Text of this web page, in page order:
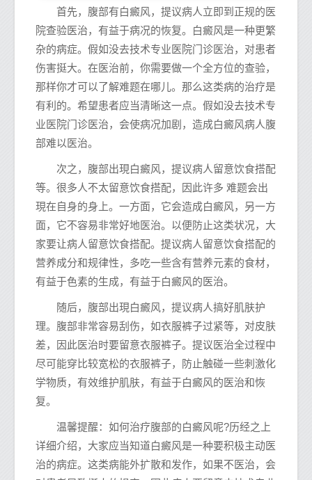
首先，腹部有白癜风，提议病人立即到正规的医
院查验医治，有益于病况的恢复。白癜风是一种更繁
杂的病症。假如没去技术专业医院门诊医治，对患者
伤害挺大。在医治前，你需要做一个全方位的查验，
那样你才可以了解难题在哪儿。那么这类病的治疗是
有利的。希望患者应当清晰这一点。假如没去技术专
业医院门诊医治，会使病况加剧，造成白癜风病人腹
部难以医治。
次之，腹部出現白癜风，提议病人留意饮食搭配
等。很多人不太留意饮食搭配，因此许多 难题会出
現在自身的身上。一方面，它会造成白癜风，另一方
面，它不容易非常好地医治。以便防止这类状况，大
家要让病人留意饮食搭配。提议病人留意饮食搭配的
营养成分和规律性，多吃一些含有营养元素的食材，
有益于色素的生成，有益于白癜风的医治。
随后，腹部出現白癜风，提议病人搞好肌肤护
理。腹部非常容易刮伤，如衣服裤子过紧等，对皮肤
差，因此医治时要留意衣服裤子。提议医治全过程中
尽可能穿比较宽松的衣服裤子，防止触碰一些刺激化
学物质，有效维护肌肤，有益于白癜风的医治和恢
复。
温馨提醒：如何治疗腹部的白癜风呢?历经之上
详细介绍，大家应当知道白癜风是一种要积极主动医
治的病症。这类病能外扩散和发作，如果不医治，会